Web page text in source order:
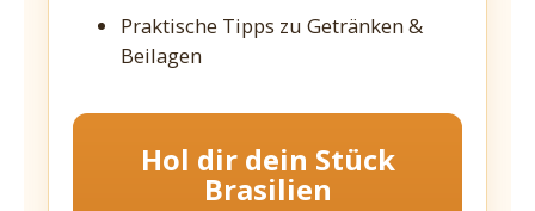
Praktische Tipps zu Getränken &
Beilagen
Hol dir dein Stück
Brasilien